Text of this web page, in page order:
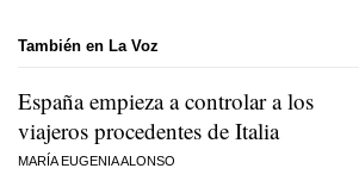
También en La Voz
España empieza a controlar a los
viajeros procedentes de Italia
MARÍA EUGENIA ALONSO